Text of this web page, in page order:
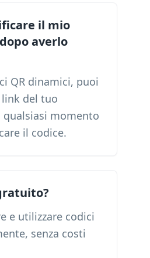
il mio
averlo
QR dinamici, puoi
del tuo
qualsiasi momento
il codice.
e utilizzare codici
senza costi